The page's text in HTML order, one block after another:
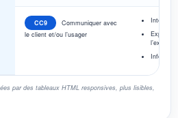
CC9
Communiquer avec
le client et/ou l’usager
Informer
par des tableaux HTML responsives, plus lisibles,